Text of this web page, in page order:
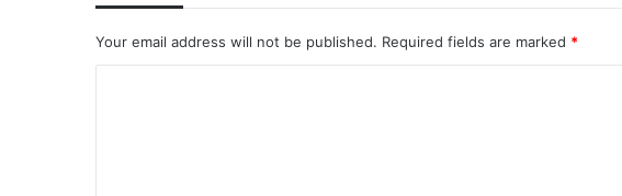
Your email address will not be published. Required fields are marked *